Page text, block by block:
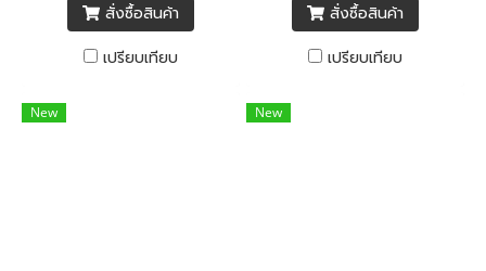
สั่งซื้อสินค้า
เปรียบเทียบ
สั่งซื้อสินค้า
เปรียบเทียบ
New New